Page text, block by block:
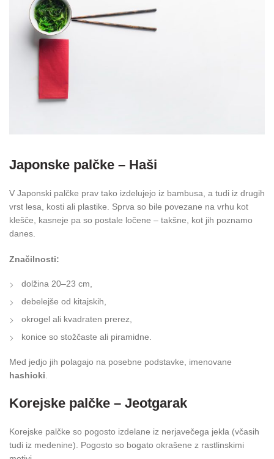
Japonske palčke – Haši
V Japonski palčke prav tako izdelujejo iz bambusa, a tudi iz drugih
vrst lesa, kosti ali plastike. Sprva so bile povezane na vrhu kot
klešče, kasneje pa so postale ločene – takšne, kot jih poznamo
danes.
Značilnosti:
dolžina 20–23 cm,
debelejše od kitajskih,
okrogel ali kvadraten prerez,
konice so stožčaste ali piramidne.
Med jedjo jih polagajo na posebne podstavke, imenovane
hashioki
Korejske palčke – Jeotgarak
Korejske palčke so pogosto izdelane iz nerjavečega jekla (včasih
tudi iz medenine). Pogosto so bogato okrašene z rastlinskimi